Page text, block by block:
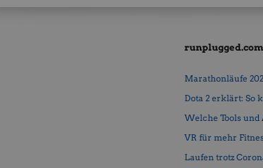
runplugged.com
Marathonläufe
Dota 2 erklärt: So
Welche Tools und
VR für mehr
Laufen trotz